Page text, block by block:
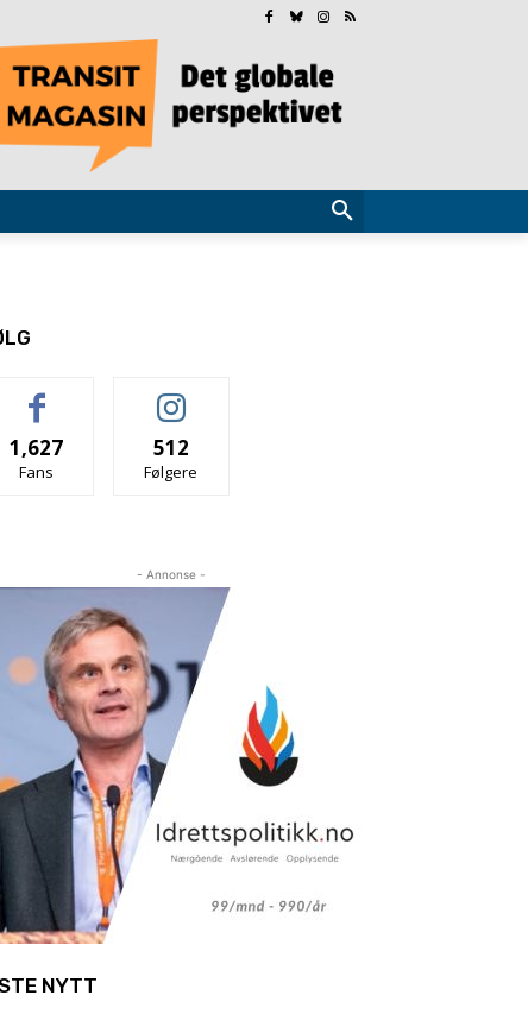
1,627
Fans
512
Følgere
- Annonse -
NYTT